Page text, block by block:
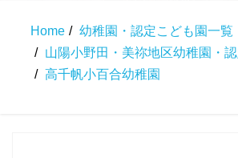
Home
幼稚園・認定こども園一覧
山陽小野田・美祢地区幼稚園・
高千帆小百合幼稚園